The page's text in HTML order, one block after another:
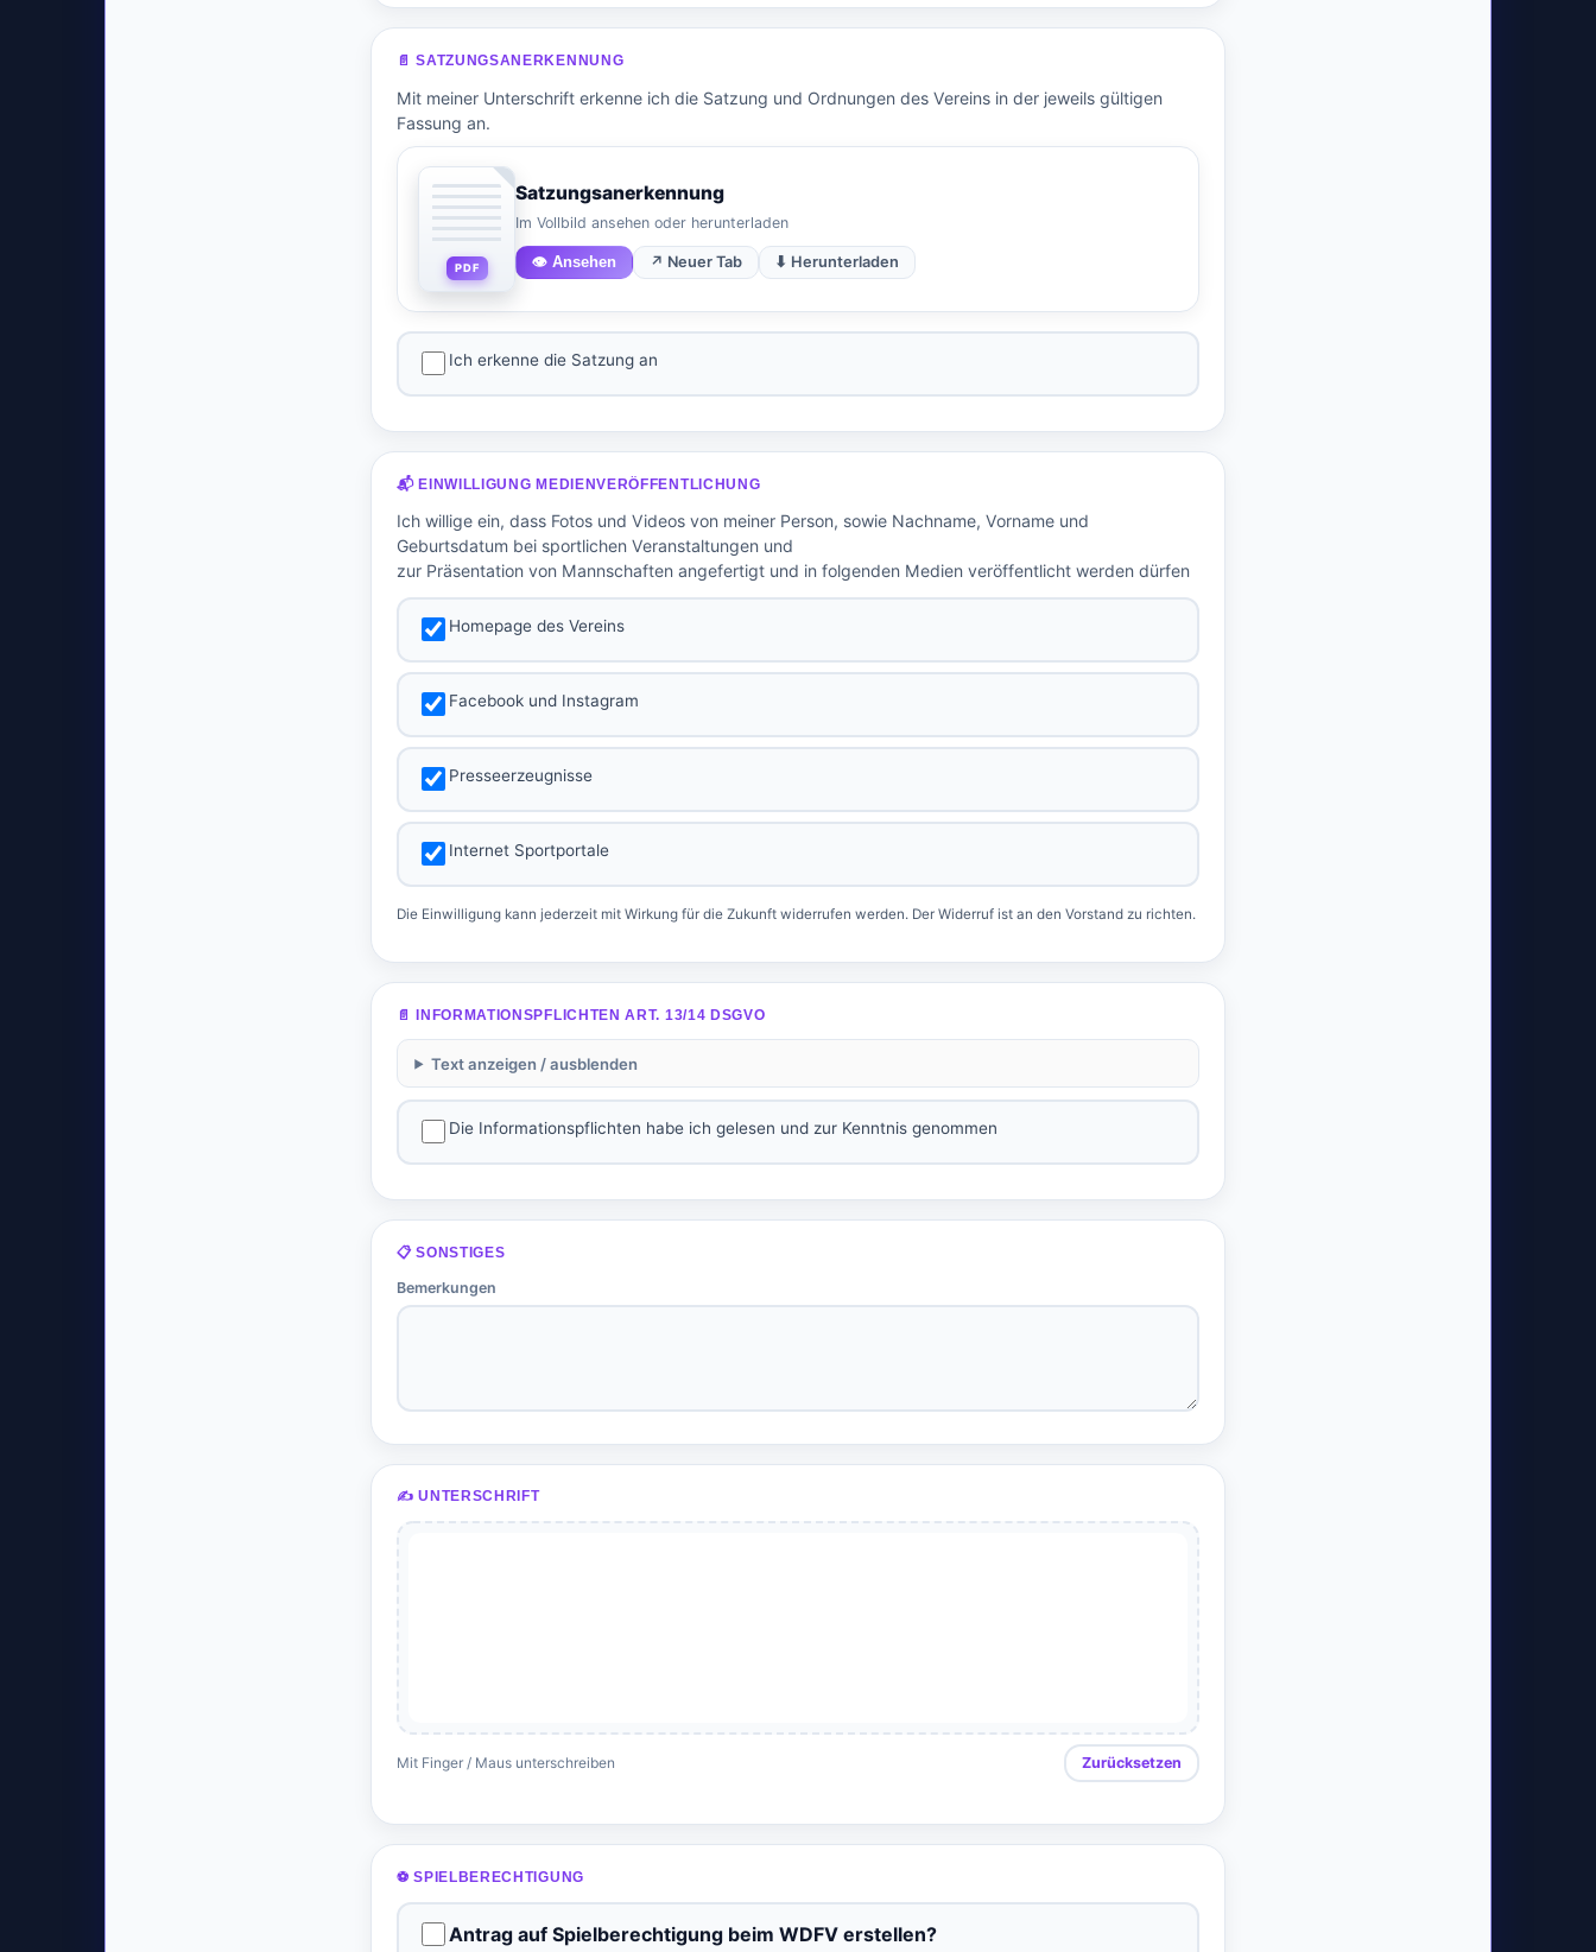
📄 SATZUNGSANERKENNUNG
Mit meiner Unterschrift erkenne ich die Satzung und Ordnungen des Vereins in der jeweils gültigen
Fassung an.
PDF
Satzungsanerkennung
Im Vollbild ansehen oder herunterladen
👁 Ansehen ↗ Neuer Tab ⬇ Herunterladen
Ich erkenne die Satzung an
📬 EINWILLIGUNG MEDIENVERÖFFENTLICHUNG
Ich willige ein, dass Fotos und Videos von meiner Person, sowie Nachname, Vorname und
Geburtsdatum bei sportlichen Veranstaltungen und
zur Präsentation von Mannschaften angefertigt und in folgenden Medien veröffentlicht werden dürfen
Homepage des Vereins
Facebook und Instagram
Presseerzeugnisse
Internet Sportportale
Die Einwilligung kann jederzeit mit Wirkung für die Zukunft widerrufen werden. Der Widerruf ist an den Vorstand zu richten.
📄 INFORMATIONSPFLICHTEN ART. 13/14 DSGVO
Text anzeigen / ausblenden
Die Informationspflichten habe ich gelesen und zur Kenntnis genommen
📋 SONSTIGES
Bemerkungen
✍️ UNTERSCHRIFT
Mit Finger / Maus unterschreiben Zurücksetzen
⚽ SPIELBERECHTIGUNG
Antrag auf Spielberechtigung beim WDFV erstellen?